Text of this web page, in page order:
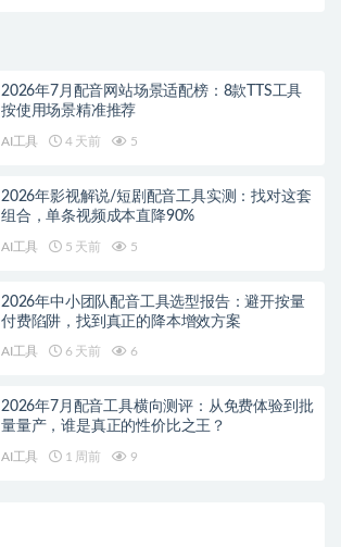
2026年7月配音网站场景适配榜：8款TTS工具
按使用场景精准推荐
AI工具 4 天前 5
2026年影视解说/短剧配音工具实测：找对这套
组合，单条视频成本直降90%
AI工具 5 天前 5
2026年中小团队配音工具选型报告：避开按量
付费陷阱，找到真正的降本增效方案
AI工具 6 天前 6
2026年7月配音工具横向测评：从免费体验到批
量量产，谁是真正的性价比之王？
AI工具 1 周前 9